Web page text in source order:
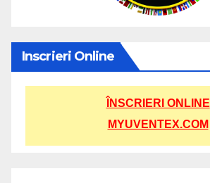
Inscrieri Online
ÎNSCRIERI ONLINE
MYUVENTEX.COM